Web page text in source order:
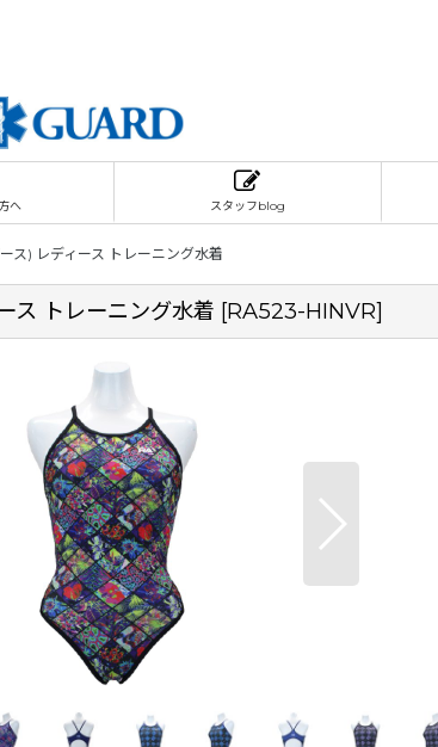
へ スタッフblog
ス) レディース トレーニング水着
ス トレーニング水着 [RA523-HINVR]